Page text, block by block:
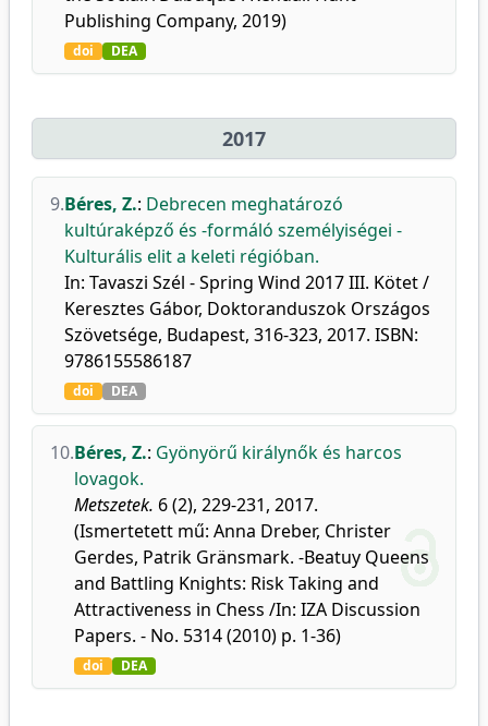
Publishing Company, 2019)
doi DEA
2017
9.Béres, Z.: Debrecen meghatározó
kultúraképző és -formáló személyiségei -
Kulturális elit a keleti régióban.
In: Tavaszi Szél - Spring Wind 2017 III. Kötet /
Keresztes Gábor, Doktoranduszok Országos
Szövetsége, Budapest, 316-323, 2017. ISBN:
9786155586187
doi DEA
10.Béres, Z.: Gyönyörű királynők és harcos
lovagok.
Metszetek. 6 (2), 229-231, 2017.
(Ismertetett mű: Anna Dreber, Christer
Gerdes, Patrik Gränsmark. -Beatuy Queens
and Battling Knights: Risk Taking and
Attractiveness in Chess /In: IZA Discussion
Papers. - No. 5314 (2010) p. 1-36)
doi DEA